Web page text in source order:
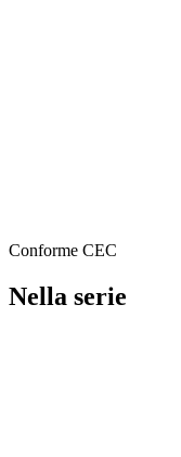
Conforme CEC
Nella serie